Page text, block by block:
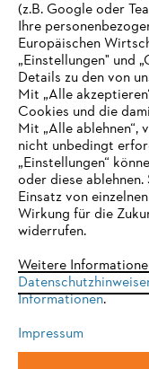
Unternehmen
Online Shop
Service
Allgemeine
Impressum
IHR
eine optimale
einem der
Firefox
(z.B. Google oder
Ihre
Europäischen
„Einstellungen" und
Details zu den von
Mit „Alle
Cookies und die
Mit „Alle ablehnen“,
nicht unbedingt
„Einstellungen“
oder diese
Einsatz von
Wirkung für die
widerrufen.
Weitere
Informationen.
Impressum